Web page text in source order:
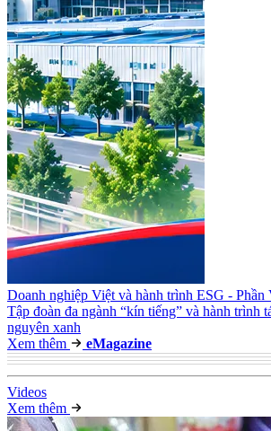
Doanh nghiệp Việt và hành trình ESG -
Tập đoàn đa ngành “kín tiếng” và hành trình
nguyên xanh
Xem thêm
eMagazine
Videos
Xem thêm